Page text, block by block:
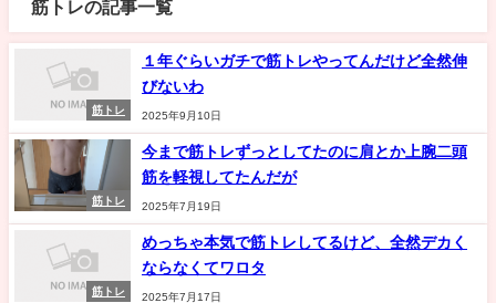
筋トレの記事一覧
筋トレ
１年ぐらいガチで筋トレやってんだけど全然伸
びないわ
2025年9月10日
筋トレ
今まで筋トレずっとしてたのに肩とか上腕二頭
筋を軽視してたんだが
2025年7月19日
筋トレ
めっちゃ本気で筋トレしてるけど、全然デカく
ならなくてワロタ
2025年7月17日